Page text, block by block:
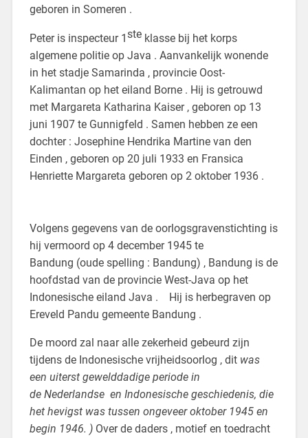
geboren in Someren .
Peter is inspecteur 1steklasse bij het korps
algemene politie op Java . Aanvankelijk wonende
in het stadje Samarinda , provincie Oost-
Kalimantan op het eiland Borne . Hij is getrouwd
met Margareta Katharina Kaiser , geboren op 13
juni 1907 te Gunnigfeld . Samen hebben ze een
dochter : Josephine Hendrika Martine van den
Einden , geboren op 20 juli 1933 en Fransica
Henriette Margareta geboren op 2 oktober 1936 .
Volgens gegevens van de oorlogsgravenstichting is
hij vermoord op 4 december 1945 te
Bandung (oude spelling : Bandung) , Bandung is de
hoofdstad van de provincie West-Java op het
Indonesische eiland Java . Hij is herbegraven op
Ereveld Pandu gemeente Bandung .
De moord zal naar alle zekerheid gebeurd zijn
tijdens de Indonesische vrijheidsoorlog , ditwas
een uiterst gewelddadige periode in
de Nederlandse en Indonesische geschiedenis, die
het hevigst was tussen ongeveer oktober 1945 en
begin 1946. ) Over de daders , motief en toedracht